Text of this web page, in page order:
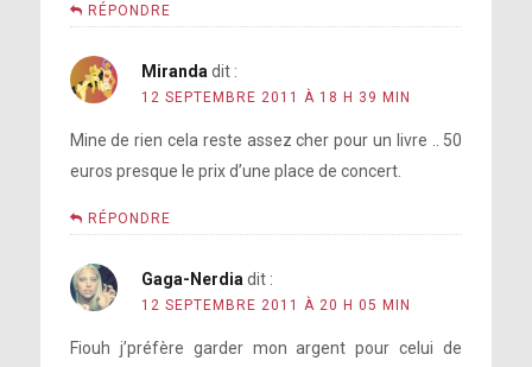
RÉPONDRE
Miranda dit :
12 SEPTEMBRE 2011 À 18 H 39 MIN
Mine de rien cela reste assez cher pour un livre .. 50
euros presque le prix d’une place de concert.
RÉPONDRE
Gaga-Nerdia dit :
12 SEPTEMBRE 2011 À 20 H 05 MIN
Fiouh j’préfère garder mon argent pour celui de